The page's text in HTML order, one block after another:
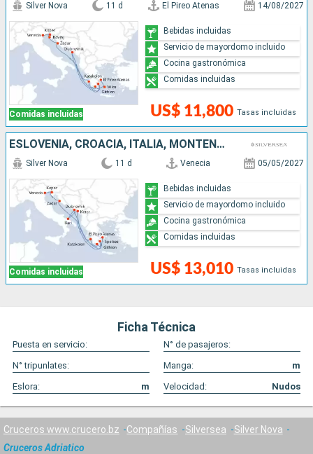
Comidas incluidas
Silver Nova 11 d El Pireo Atenas 14/08/2027
US$ 11,800 Tasas incluidas
Bebidas incluidas
Servicio de mayordomo incluido
Cocina gastronómica
Comidas incluidas
ESLOVENIA, CROACIA, ITALIA, MONTENEGRO, GRECIA
Comidas incluidas
Silver Nova 11 d Venecia 05/05/2027
US$ 13,010 Tasas incluidas
Bebidas incluidas
Servicio de mayordomo incluido
Cocina gastronómica
Comidas incluidas
Ficha Técnica
Puesta en servicio:
N° de pasajeros:
N° tripunlates:
Manga:
m
Eslora:
m Velocidad: Nudos
Cruceros www.crucero.bz Compañías Silversea
Silver Nova
Cruceros Adriatico